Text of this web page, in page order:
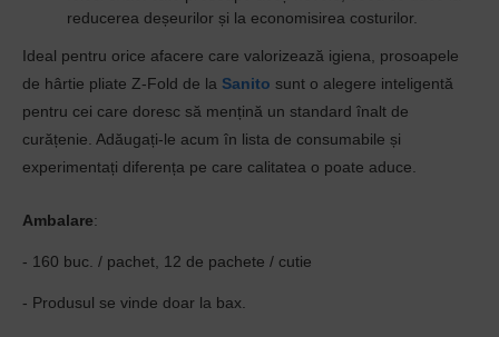
reducerea deșeurilor și la economisirea costurilor.
Ideal pentru orice afacere care valorizează igiena, prosoapele
de hârtie pliate Z-Fold de la Sanito sunt o alegere inteligentă
pentru cei care doresc să mențină un standard înalt de
curățenie. Adăugați-le acum în lista de consumabile și
experimentați diferența pe care calitatea o poate aduce.
Ambalare:
- 160 buc. / pachet, 12 de pachete / cutie
- Produsul se vinde doar la bax.